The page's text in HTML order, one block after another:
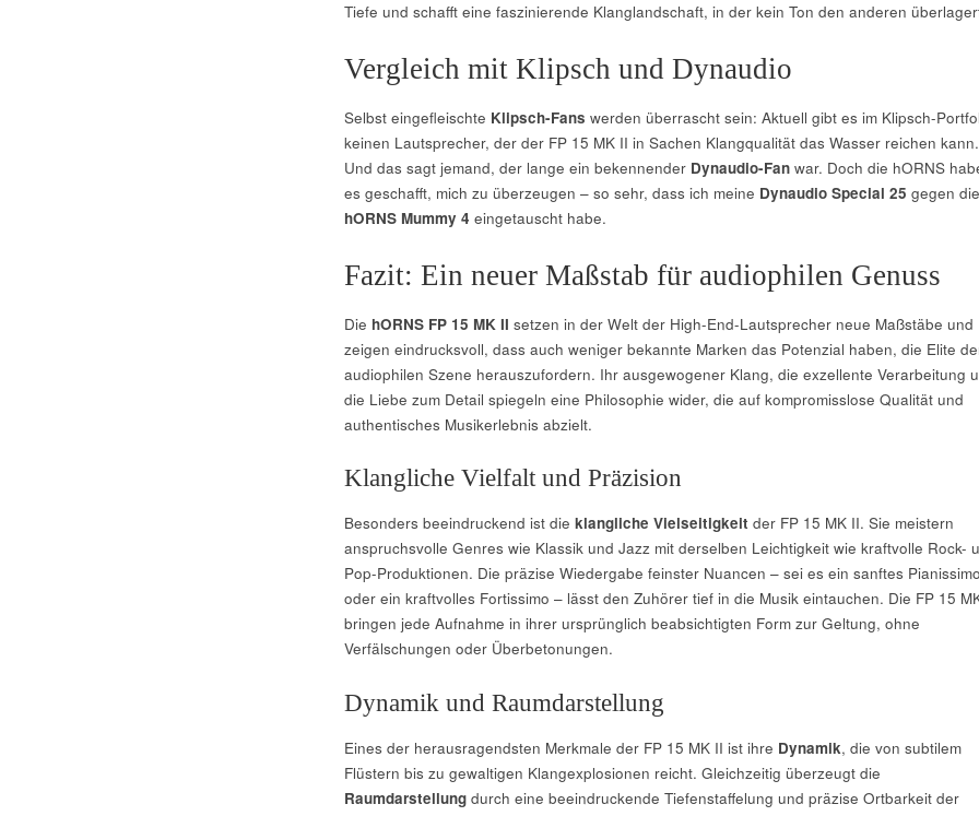
Tiefe und schafft eine faszinierende Klanglandschaft, in der kein Ton den anderen
Vergleich mit Klipsch und Dynaudio
Selbst eingefleischte Klipsch-Fans werden überrascht sein: Aktuell gibt es im Klipsch-
keinen Lautsprecher, der der FP 15 MK II in Sachen Klangqualität das Wasser reichen kann.
Und das sagt jemand, der lange ein bekennender Dynaudio-Fanwar. Doch die hORNS
es geschafft, mich zu überzeugen – so sehr, dass ich meine Dynaudio Special 25 gegen die
hORNS Mummy 4 eingetauscht habe.
Fazit: Ein neuer Maßstab für audiophilen Genuss
Die hORNS FP 15 MK II setzen in der Welt der High-End-Lautsprecher neue Maßstäbe und
zeigen eindrucksvoll, dass auch weniger bekannte Marken das Potenzial haben, die Elite
audiophilen Szene herauszufordern. Ihr ausgewogener Klang, die exzellente Verarbeitung
die Liebe zum Detail spiegeln eine Philosophie wider, die auf kompromisslose Qualität und
authentisches Musikerlebnis abzielt.
Klangliche Vielfalt und Präzision
Besonders beeindruckend ist die klangliche Vielseitigkeit der FP 15 MK II. Sie meistern
anspruchsvolle Genres wie Klassik und Jazz mit derselben Leichtigkeit wie kraftvolle Rock-
Pop-Produktionen. Die präzise Wiedergabe feinster Nuancen – sei es ein sanftes Pianissimo
oder ein kraftvolles Fortissimo – lässt den Zuhörer tief in die Musik eintauchen. Die FP 15
bringen jede Aufnahme in ihrer ursprünglich beabsichtigten Form zur Geltung, ohne
Verfälschungen oder Überbetonungen.
Dynamik und Raumdarstellung
Eines der herausragendsten Merkmale der FP 15 MK II ist ihre Dynamik, die von subtilem
Flüstern bis zu gewaltigen Klangexplosionen reicht. Gleichzeitig überzeugt die
Raumdarstellungdurch eine beeindruckende Tiefenstaffelung und präzise Ortbarkeit der